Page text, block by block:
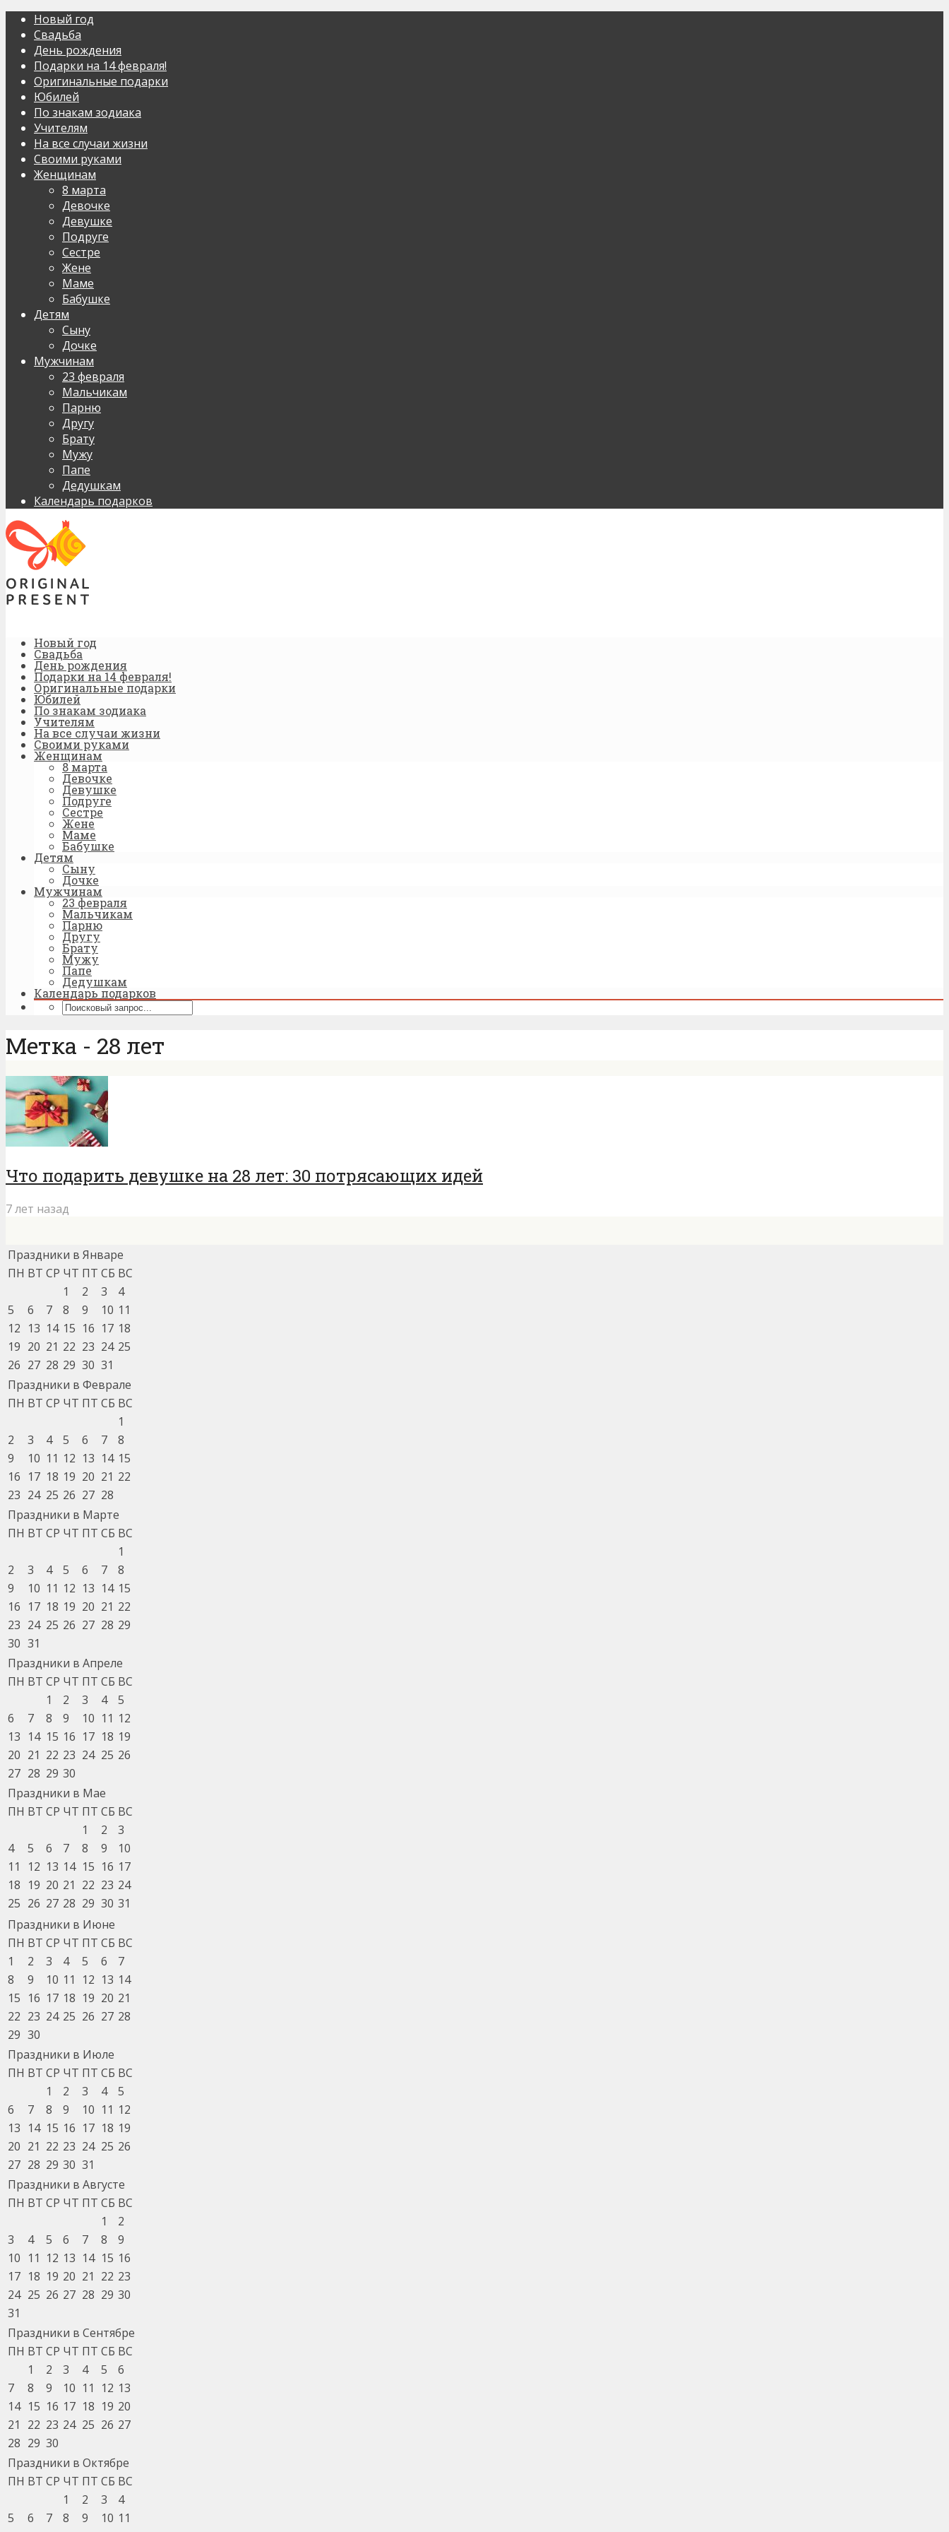
Новый год
Свадьба
День рождения
Подарки на 14 февраля!
Оригинальные подарки
Юбилей
По знакам зодиака
Учителям
На все случаи жизни
Своими руками
Женщинам
8 марта
Девочке
Девушке
Подруге
Сестре
Жене
Маме
Бабушке
Детям
Сыну
Дочке
Мужчинам
23 февраля
Мальчикам
Парню
Другу
Брату
Мужу
Папе
Дедушкам
Календарь подарков
Новый год
Свадьба
День рождения
Подарки на 14 февраля!
Оригинальные подарки
Юбилей
По знакам зодиака
Учителям
На все случаи жизни
Своими руками
Женщинам
8 марта
Девочке
Девушке
Подруге
Сестре
Жене
Маме
Бабушке
Детям
Сыну
Дочке
Мужчинам
23 февраля
Мальчикам
Парню
Другу
Брату
Мужу
Папе
Дедушкам
Календарь подарков
Метка - 28 лет
Что подарить девушке на 28 лет: 30 потрясающих идей
7 лет назад
Праздники в Январе
ПН ВТ СР ЧТ ПТ СБ ВС
1
2 3
4
5
6 7 8 9 10 11
12 13 14 15 16 17 18
19 20 21 22 23 24 25
26 27 28 29 30 31
Праздники в Феврале
ПН ВТ СР ЧТ ПТ СБ ВС
1
2
3 4 5 6 7
8
9
10 11 12 13 14 15
16 17 18 19 20 21 22
23 24 25 26 27 28
Праздники в Марте
ПН ВТ СР ЧТ ПТ СБ ВС
1
2
3 4 5 6 7
8
9
10 11 12 13 14 15
16 17 18 19 20 21 22
23 24 25 26 27 28 29
30 31
Праздники в Апреле
ПН ВТ СР ЧТ ПТ СБ ВС
1
2 3 4
5
6
7 8 9 10 11 12
13 14 15 16 17 18 19
20 21 22 23 24 25 26
27 28 29 30
Праздники в Мае
ПН ВТ СР ЧТ ПТ СБ ВС
1
2
3
4
5 6 7 8 9
10
11
12 13 14 15 16 17
18 19 20 21 22 23 24
25 26 27 28 29 30 31
Праздники в Июне
ПН ВТ СР ЧТ ПТ СБ ВС
1
2 3 4 5 6
7
8
9 10 11 12 13 14
15 16 17 18 19 20 21
22 23 24 25 26 27 28
29 30
Праздники в Июле
ПН ВТ СР ЧТ ПТ СБ ВС
1
2 3 4
5
6
7 8 9 10 11 12
13 14 15 16 17 18 19
20 21 22 23 24 25 26
27 28 29 30 31
Праздники в Августе
ПН ВТ СР ЧТ ПТ СБ ВС
1
2
3
4 5 6 7 8
9
10 11 12 13 14 15 16
17 18 19 20 21 22 23
24 25 26 27 28 29 30
31
Праздники в Сентябре
ПН ВТ СР ЧТ ПТ СБ ВС
1
2 3 4 5
6
7
8 9 10 11 12 13
14 15 16 17 18 19 20
21
22 23 24 25 26 27
28 29 30
Праздники в Октябре
ПН ВТ СР ЧТ ПТ СБ ВС
1
2 3
4
5
6 7 8 9 10 11